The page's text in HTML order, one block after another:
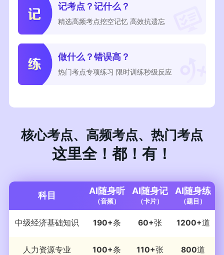
记考点？记什么？
精选高频考点挖空记忆 高效抗遗忘
做什么？错误高？
热门考点专项练习 限时训练秒级反应
核心考点、高频考点、热门考点
这里全！都！有！
科目 AI随身听
（音频）
AI随身记
（卡片）
AI随身练
（题目）
中级经济基础知识 190+条 60+张 1200+道
人力资源专业 100+条 110+张 800道